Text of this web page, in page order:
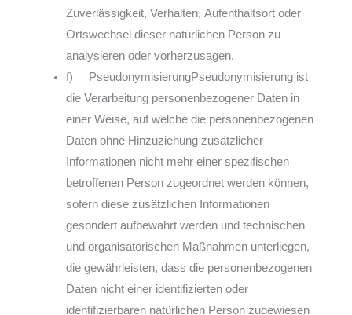
Zuverlässigkeit, Verhalten, Aufenthaltsort oder
Ortswechsel dieser natürlichen Person zu
analysieren oder vorherzusagen.
f) PseudonymisierungPseudonymisierung ist
die Verarbeitung personenbezogener Daten in
einer Weise, auf welche die personenbezogenen
Daten ohne Hinzuziehung zusätzlicher
Informationen nicht mehr einer spezifischen
betroffenen Person zugeordnet werden können,
sofern diese zusätzlichen Informationen
gesondert aufbewahrt werden und technischen
und organisatorischen Maßnahmen unterliegen,
die gewährleisten, dass die personenbezogenen
Daten nicht einer identifizierten oder
identifizierbaren natürlichen Person zugewiesen